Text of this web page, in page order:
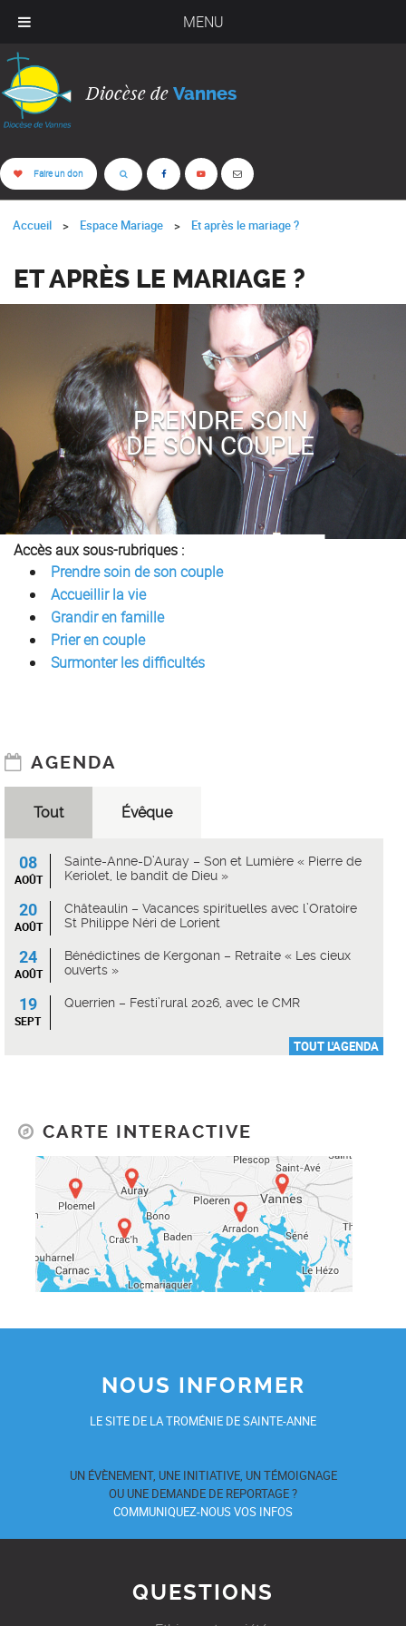
MENU
Diocèse de Vannes
Faire un don
Accueil Espace Mariage Et après le mariage ?
ET APRÈS LE MARIAGE ?
PRENDRE SOIN
DE SON COUPLE
Accès aux sous-rubriques :
Prendre soin de son couple
Accueillir la vie
Grandir en famille
Prier en couple
Surmonter les difficultés
AGENDA
Tout Évêque
08
AOÛT
Sainte-Anne-D’Auray – Son et Lumière « Pierre de
Keriolet, le bandit de Dieu »
20
AOÛT
Châteaulin – Vacances spirituelles avec l’Oratoire
St Philippe Néri de Lorient
24
AOÛT
Bénédictines de Kergonan – Retraite « Les cieux
ouverts »
19
SEPT
Querrien – Festi’rural 2026, avec le CMR
TOUT L'AGENDA
CARTE INTERACTIVE
NOUS INFORMER
LE SITE DE LA TROMÉNIE DE SAINTE-ANNE
UN ÉVÈNEMENT, UNE INITIATIVE, UN TÉMOIGNAGE
OU UNE DEMANDE DE REPORTAGE ?
COMMUNIQUEZ-NOUS VOS INFOS
QUESTIONS